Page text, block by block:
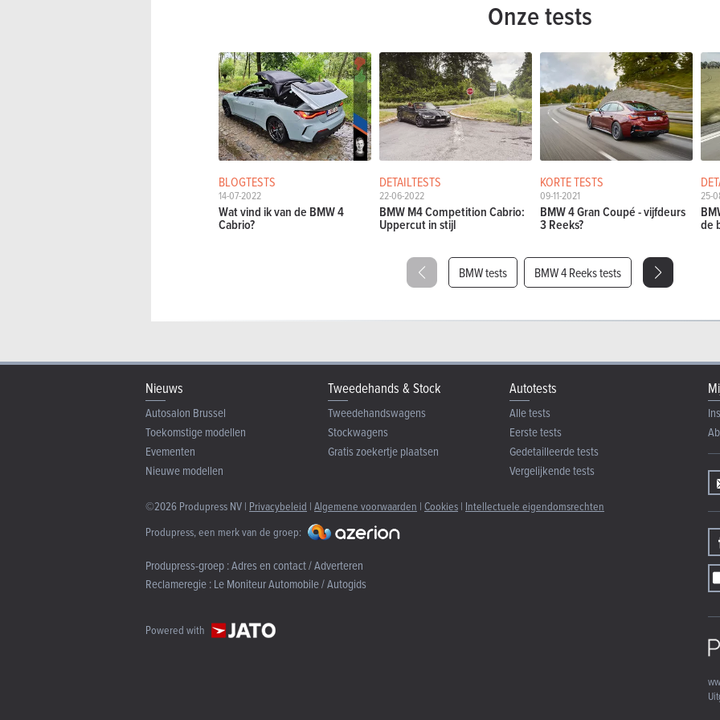
Onze tests
BLOGTESTS
14-07-2022
Wat vind ik van de BMW 4
Cabrio?
DETAILTESTS
22-06-2022
BMW M4 Competition Cabrio:
Uppercut in stijl
KORTE TESTS
09-11-2021
BMW 4 Gran Coupé - vijfdeurs
3 Reeks?
25-
de
BMW tests BMW 4 Reeks tests
Nieuws
Autosalon Brussel
Toekomstige modellen
Evementen
Nieuwe modellen
Tweedehands & Stock
Tweedehandswagens
Stockwagens
Gratis zoekertje plaatsen
Autotests
Alle tests
Eerste tests
Gedetailleerde tests
Vergelijkende tests
©2026 Produpress NV | Privacybeleid | Algemene voorwaarden | Cookies | Intellectuele eigendomsrechten
Produpress, een merk van de groep:
Produpress-groep :Adres en contact / Adverteren
Reclameregie :Le Moniteur Automobile / Autogids
Powered with